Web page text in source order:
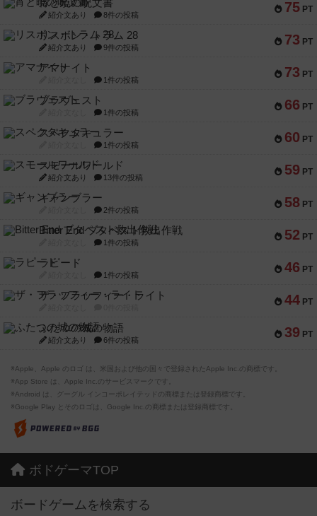
75 PT
宵と暁の呪文書
紹介文あり 8件の投稿
73 PT
リスボン・トラム 28
紹介文あり 9件の投稿
73 PT
アマナイト
1件の投稿
66 PT
ブラヴェスト
1件の投稿
60 PT
スペクタキュラー
1件の投稿
59 PT
スモールワールド
紹介文あり 13件の投稿
58 PT
ギャンブラー
2件の投稿
52 PT
Bitter End ブタペスト救出作戦
1件の投稿
46 PT
ラピード
1件の投稿
44 PT
ザ・フラッフィー・ライト
39 PT
ふたつの城の物語
紹介文あり 6件の投稿
※Apple、Apple のロゴ は、米国および他の国々で登録されたApple Inc.の商標です。
※App Store は、Apple Inc.のサービスマークです。
※Android は、グーグル インコーポレイテッドの商標または登録商標です。
※Google Play とそのロゴは、Google Inc.の商標または登録商標です。
ボドゲーマTOP
ボードゲームを検索する